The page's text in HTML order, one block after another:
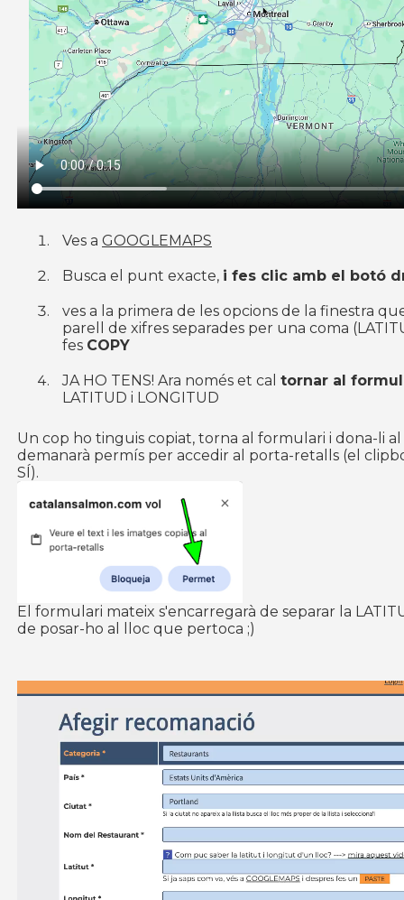
Ves a GOOGLEMAPS
Busca el punt exacte, i fes clic amb el botó
ves a la primera de les opcions de la finestra
parell de xifres separades per una coma
fes COPY
JA HO TENS! Ara només et cal tornar al
LATITUD i LONGITUD
Un cop ho tinguis copiat, torna al formulari i dona-li
demanarà permís per accedir al porta-retalls (el
SÍ).
El formulari mateix s'encarregarà de separar la
de posar-ho al lloc que pertoca ;)